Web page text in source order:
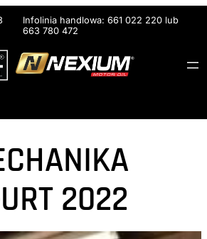
Infolinia handlowa: 661 022 220 lub
663 780 472
2022